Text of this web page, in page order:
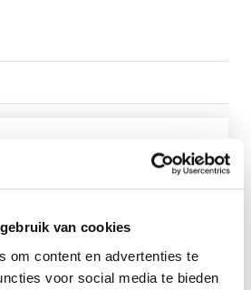
van cookies
om content en advertenties te
voor social media te bieden